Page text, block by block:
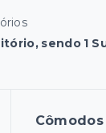
sendo 1
Cômodos